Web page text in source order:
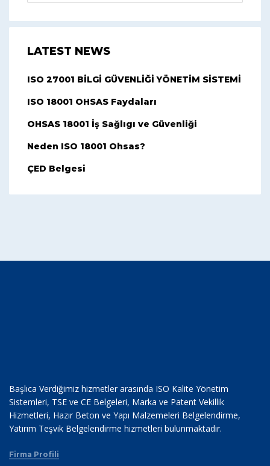
LATEST NEWS
ISO 27001 BİLGİ GÜVENLİĞİ YÖNETİM SİSTEMİ
ISO 18001 OHSAS Faydaları
OHSAS 18001 İş Sağlıgı ve Güvenliği
Neden ISO 18001 Ohsas?
ÇED Belgesi
Başlıca Verdiğimiz hizmetler arasında ISO Kalite Yönetim
Sistemleri, TSE ve CE Belgeleri, Marka ve Patent Vekillik
Hizmetleri, Hazır Beton ve Yapı Malzemeleri Belgelendirme,
Yatırım Teşvik Belgelendirme hizmetleri bulunmaktadır.
Firma Profili